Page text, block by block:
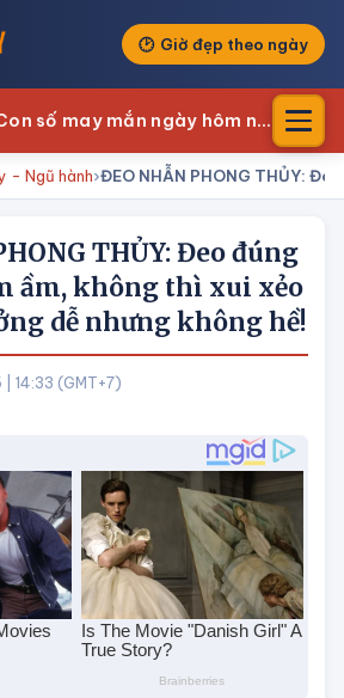
Giờ đẹp theo ngày
Số đẹp hôm nay - Con số may mắn ngày hôm nay
- Ngũ hành ĐEO NHẪN PHONG THỦY:
THỦY: Đeo đúng
ầm, không thì xui xẻo
dễ nhưng không hề!
14:33 (GMT+7)